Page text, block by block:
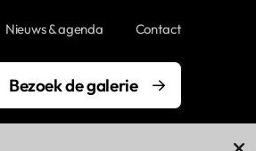
Nieuws & agenda Contact
Bezoek de galerie